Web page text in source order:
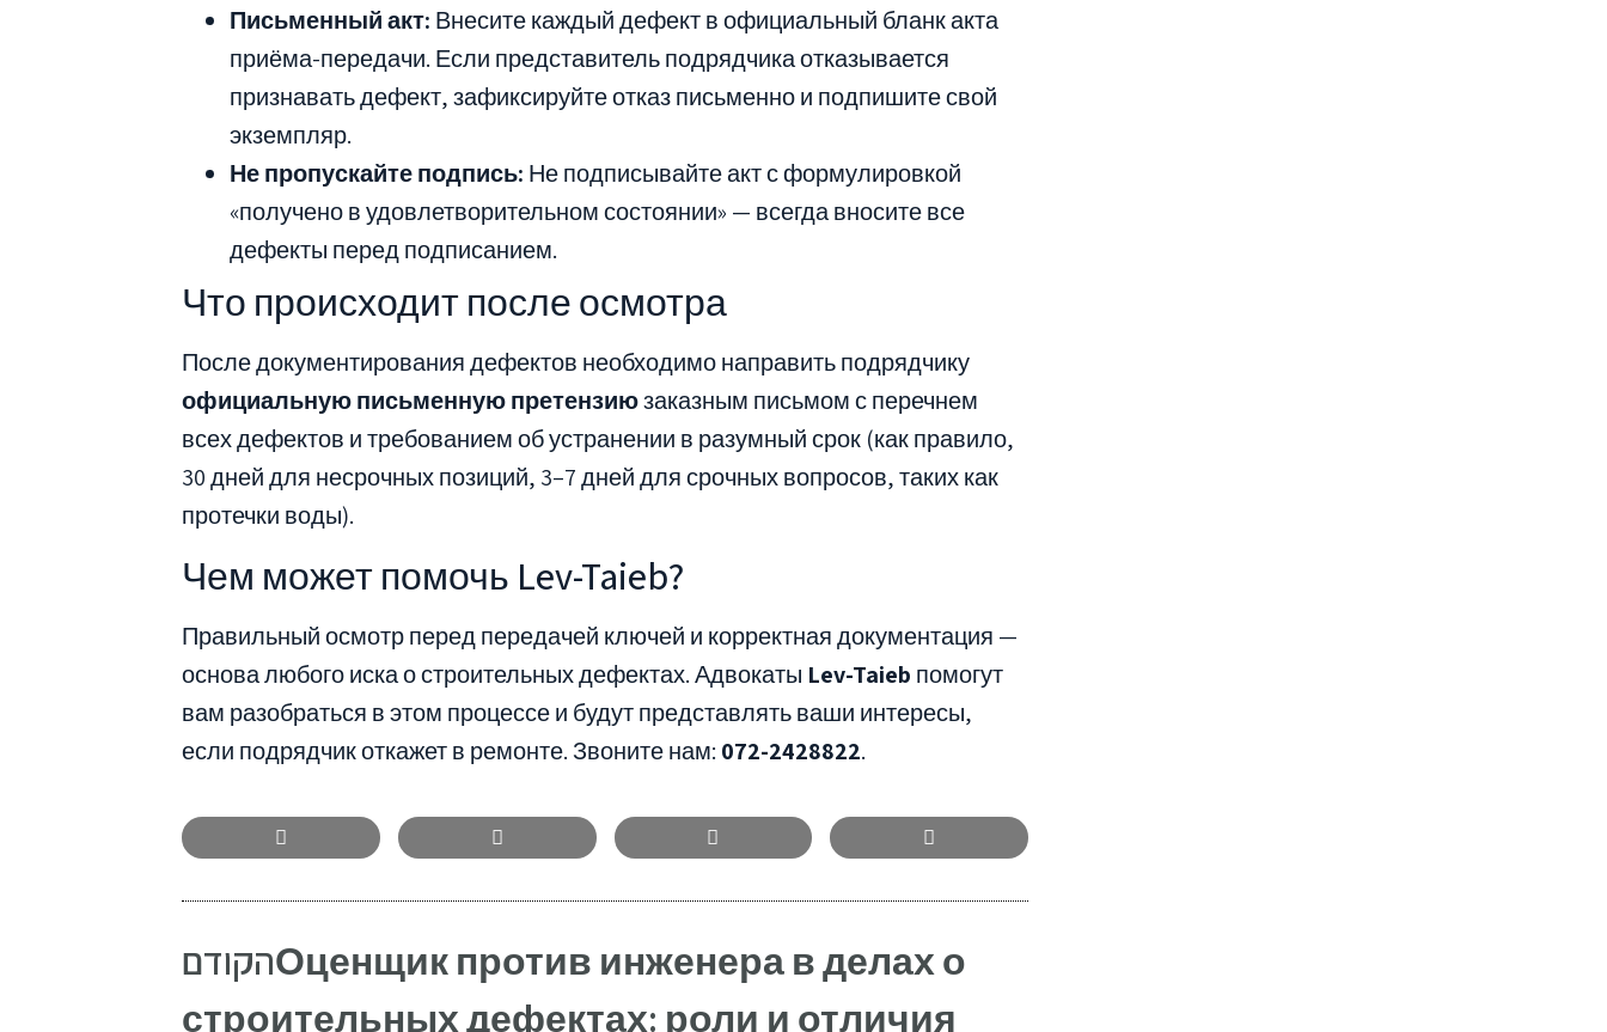
Письменный акт: Внесите каждый дефект в официальный бланк акта
приёма-передачи. Если представитель подрядчика отказывается
признавать дефект, зафиксируйте отказ письменно и подпишите свой
экземпляр.
Не пропускайте подпись: Не подписывайте акт с формулировкой
«получено в удовлетворительном состоянии» — всегда вносите все
дефекты перед подписанием.
Что происходит после осмотра
После документирования дефектов необходимо направить подрядчику
официальную письменную претензиюзаказным письмом с перечнем
всех дефектов и требованием об устранении в разумный срок (как правило,
30 дней для несрочных позиций, 3–7 дней для срочных вопросов, таких как
протечки воды).
Чем может помочь Lev-Taieb?
Правильный осмотр перед передачей ключей и корректная документация —
основа любого иска о строительных дефектах. Адвокаты Lev-Taieb помогут
вам разобраться в этом процессе и будут представлять ваши интересы,
если подрядчик откажет в ремонте. Звоните нам: 072-2428822.
הקודםОценщик против инженера в делах о
строительных дефектах: роли и отличия